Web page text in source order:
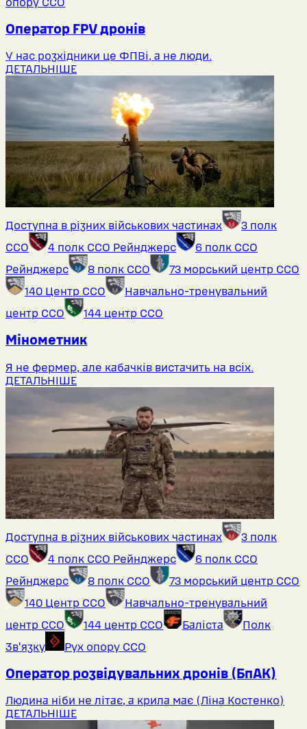
Оператор FPV дронів
У нас розхідники це ФПВі, а не люди.
ДЕТАЛЬНІШЕ
Доступна в різних військових частинах
3 полк
ССО
4 полк ССО Рейнджерс
6 полк ССО
Рейнджерс
8 полк ССО
73 морський центр ССО
140 Центр ССО
Навчально-тренувальний
центр ССО
144 центр ССО
Мінометник
Я не фермер, але кабачків вистачить на всіх.
ДЕТАЛЬНІШЕ
Доступна в різних військових частинах
3 полк
ССО
4 полк ССО Рейнджерс
6 полк ССО
Рейнджерс
8 полк ССО
73 морський центр ССО
140 Центр ССО
Навчально-тренувальний
центр ССО
144 центр ССО Баліста
Полк
Звʼязку
Рух опору ССО
Оператор розвідувальних дронів (БпАК)
Людина ніби не літає, а крила має (Ліна Костенко)
ДЕТАЛЬНІШЕ